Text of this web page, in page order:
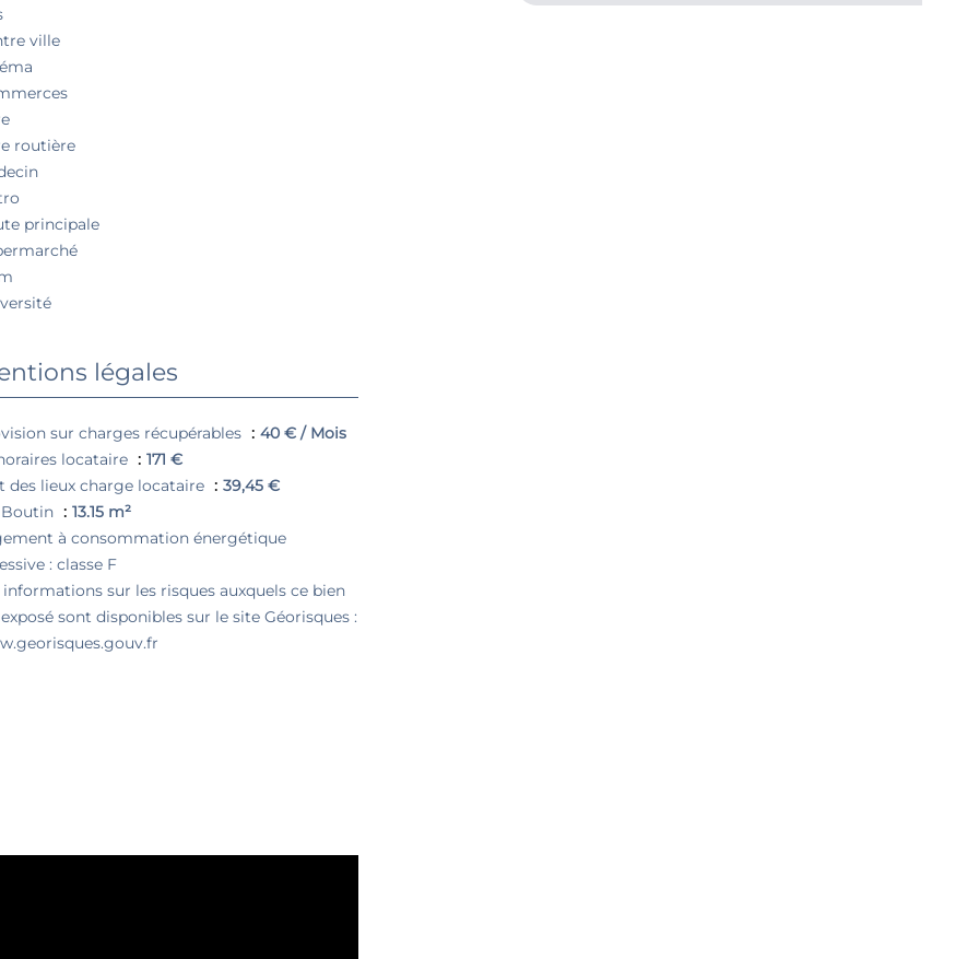
ville
routière
principale
légales
sur charges récupérables
40 € / Mois
locataire
171 €
des lieux charge locataire
39,45 €
13.15 m²
à consommation énergétique
: classe F
informations sur les risques auxquels ce bien
sont disponibles sur le site Géorisques :